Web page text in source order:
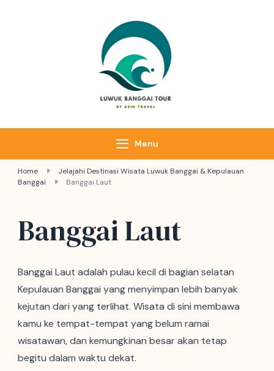
Menu
Home
Jelajahi Destinasi Wisata Luwuk Banggai & Kepulauan
Banggai
Banggai Laut
Banggai Laut
Banggai Laut adalah pulau kecil di bagian selatan
Kepulauan Banggai yang menyimpan lebih banyak
kejutan dari yang terlihat. Wisata di sini membawa
kamu ke tempat-tempat yang belum ramai
wisatawan, dan kemungkinan besar akan tetap
begitu dalam waktu dekat.